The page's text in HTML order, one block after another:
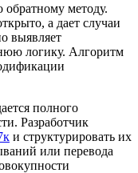
обратному методу.
а дает случаи
выявляет
логику. Алгоритм
полного
Разработчик
и структурировать их
или перевода